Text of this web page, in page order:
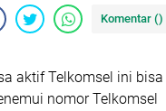
Komentar ()
aktif Telkomsel ini bisa
nomor Telkomsel